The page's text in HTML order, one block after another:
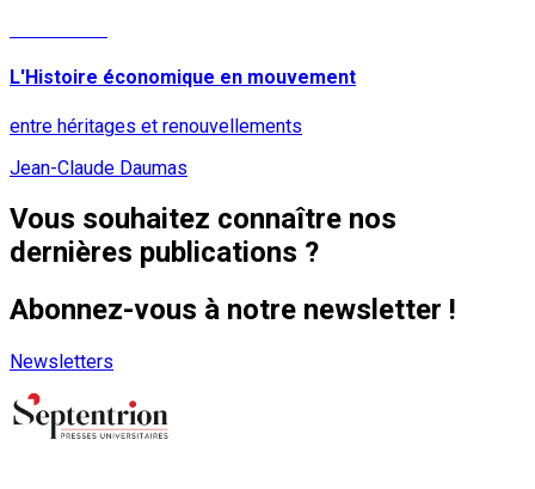
L'Histoire économique en mouvement
entre héritages et renouvellements
Jean-Claude Daumas
Vous souhaitez connaître nos
dernières publications ?
Abonnez-vous à notre newsletter !
Newsletters